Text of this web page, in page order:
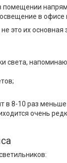
в
это их
света,
в 8-10 раз
очень